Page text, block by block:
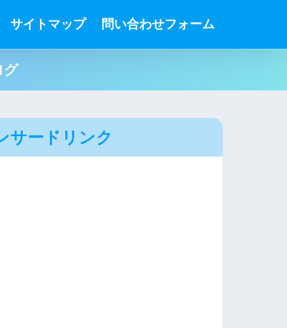
サイトマップ 問い合わせフォーム
グ
サードリンク